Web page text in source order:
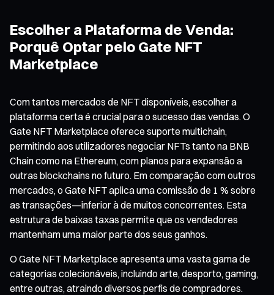
Escolher a Plataforma de Venda:
Porquê Optar pelo Gate NFT
Marketplace
Com tantos mercados de NFT disponíveis, escolher a
plataforma certa é crucial para o sucesso das vendas. O
Gate NFT Marketplace oferece suporte multichain,
permitindo aos utilizadores negociar NFTs tanto na BNB
Chain como na Ethereum, com planos para expansão a
outras blockchains no futuro. Em comparação com outros
mercados, o Gate NFT aplica uma comissão de 1 % sobre
as transações—inferior à de muitos concorrentes. Esta
estrutura de baixas taxas permite que os vendedores
mantenham uma maior parte dos seus ganhos.
O Gate NFT Marketplace apresenta uma vasta gama de
categorias colecionáveis, incluindo arte, desporto, gaming,
entre outras, atraindo diversos perfis de compradores.